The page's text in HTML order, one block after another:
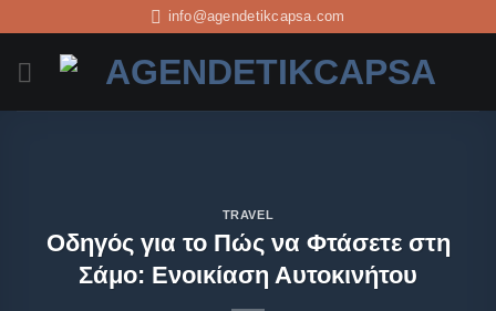
info@agendetikcapsa.com
TRAVEL
Οδηγός για το Πώς να Φτάσετε στη
Σάμο: Ενοικίαση Αυτοκινήτου